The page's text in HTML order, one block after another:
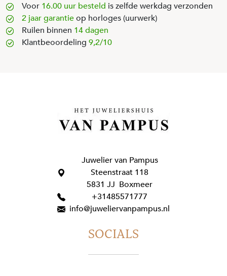
Voor 16.00 uur besteld is zelfde werkdag verzonden
2 jaar garantieop horloges (uurwerk)
Ruilen binnen 14 dagen
Klantbeoordeling 9,2/10
Juwelier van Pampus
Steenstraat 118
5831 JJ Boxmeer
+31485571777
info@juweliervanpampus.nl
SOCIALS